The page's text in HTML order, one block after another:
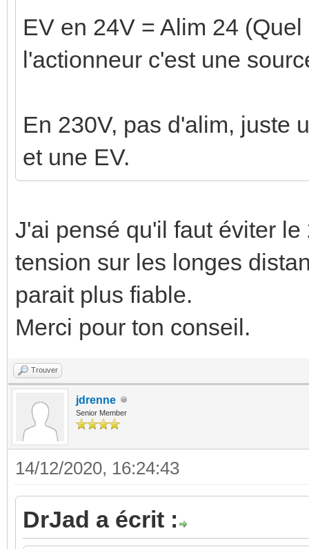
EV en 24V = Alim 24
l'actionneur c'est une
En 230V, pas d'alim, juste
et une EV.
J'ai pensé qu'il faut éviter
tension sur les longes
parait plus fiable.
Merci pour ton conseil.
Trouver
jdrenne
Senior Member
14/12/2020, 16:24:43
DrJad a écrit :